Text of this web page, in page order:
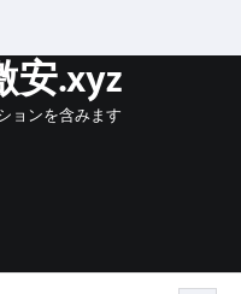
安.xyz
ョンを含みます